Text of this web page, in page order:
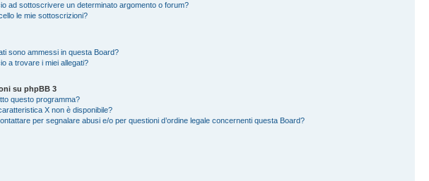
ad sottoscrivere un determinato argomento o forum?
le mie sottoscrizioni?
sono ammessi in questa Board?
a trovare i miei allegati?
su phpBB 3
questo programma?
X non è disponibile?
per segnalare abusi e/o per questioni d’ordine legale concernenti questa Board?